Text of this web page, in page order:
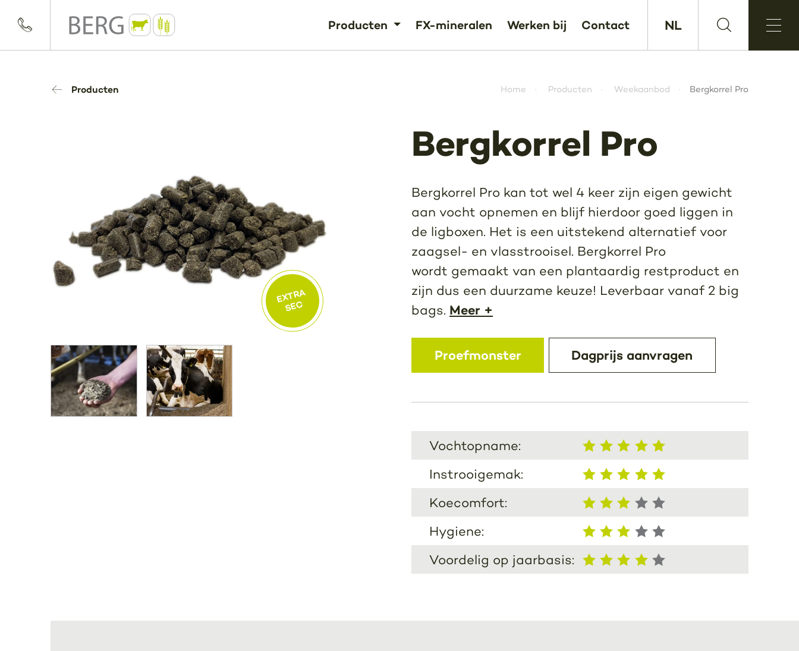
Producten FX-mineralen Werken bij Contact NL
Producten Home Producten Weekaanbod Bergkorrel Pro
EXTRA
SEC
Bergkorrel Pro
Bergkorrel Pro kan tot wel 4 keer zijn eigen gewicht
aan vocht opnemen en blijf hierdoor goed liggen in
de ligboxen. Het is een uitstekend alternatief voor
zaagsel- en vlasstrooisel. Bergkorrel Pro
wordt gemaakt van een plantaardig restproduct en
zijn dus een duurzame keuze! Leverbaar vanaf 2 big
bags. Meer +
Proefmonster Dagprijs aanvragen
Vochtopname:
Instrooigemak:
Koecomfort:
Hygiene:
Voordelig op jaarbasis: